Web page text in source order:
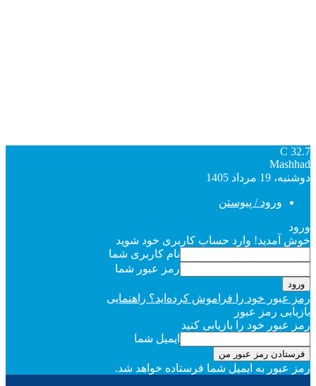
32.7
C
Mashhad
دوشنبه، 19 مرداد 1405
ورود / پیوستن
ورود
خوش آمدید! وارد حساب کاربری خود شوید
نام کاربری شما
رمز عبور شما
رمز عبور خود را فراموش کرده‌اید؟ راهنمایی
بازیابی رمز عبور
رمز عبور خود را بازیابی کنید
ایمیل شما
رمز عبور به ایمیل شما فرستاده خواهد شد.